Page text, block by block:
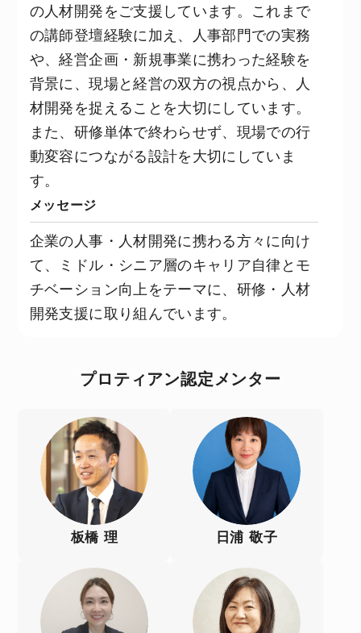
の人材開発をご支援しています。これまで
の講師登壇経験に加え、人事部門での実務
や、経営企画・新規事業に携わった経験を
背景に、現場と経営の双方の視点から、人
材開発を捉えることを大切にしています。
また、研修単体で終わらせず、現場での行
動変容につながる設計を大切にしていま
す。
メッセージ
企業の人事・人材開発に携わる方々に向け
て、ミドル・シニア層のキャリア自律とモ
チベーション向上をテーマに、研修・人材
開発支援に取り組んでいます。
プロティアン認定メンター
板橋 理 日浦 敬子